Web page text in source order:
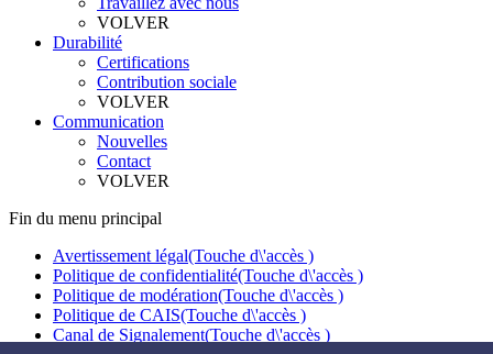
VOLVER
Durabilité
Certifications
Contribution sociale
VOLVER
Communication
Nouvelles
Contact
VOLVER
Fin du menu principal
Avertissement légal(Touche d\'accès )
Politique de confidentialité(Touche d\'accès )
Politique de modération(Touche d\'accès )
Politique de CAIS(Touche d\'accès )
Canal de Signalement(Touche d\'accès )